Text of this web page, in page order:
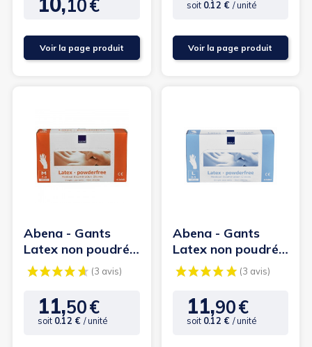
Prix 10€
Voir la page produit
soit 0.12 € / unité
Voir la page produit
Abena - Gants
Latex non poudrés
- Taille M
Prix
11,50€
soit 0.12 € / unité
Abena - Gants
Latex non poudrés
- Taille L
Prix
11,90€
soit 0.12 € / unité